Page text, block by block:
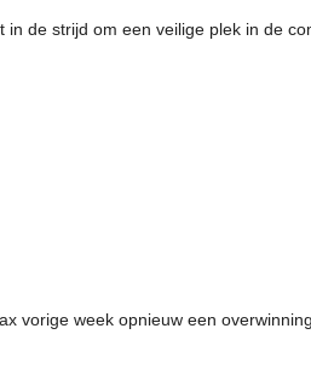
de strijd om een veilige plek in de
vorige week opnieuw een